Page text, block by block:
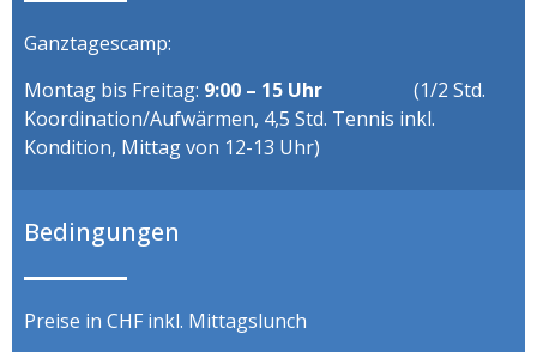
Ganztagescamp:
Montag bis Freitag: 9:00 – 15 Uhr (1/2 Std.
Koordination/Aufwärmen, 4,5 Std. Tennis inkl.
Kondition, Mittag von 12-13 Uhr)
Bedingungen
Preise in CHF inkl. Mittagslunch